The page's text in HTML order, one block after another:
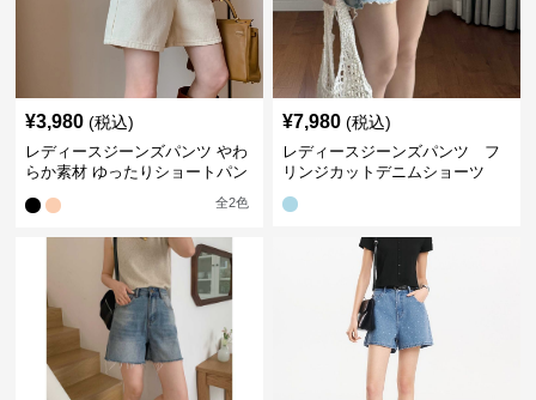
¥3,980 (税込)
レディースジーンズパンツ やわ
らか素材 ゆったりショートパン
全2色
¥7,980 (税込)
レディースジーンズパンツ フ
リンジカットデニムショーツ